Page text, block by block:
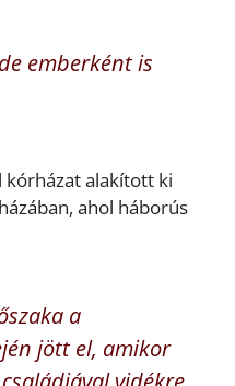
emberként is
kórházat alakított ki
ahol háborús
a
jött el, amikor